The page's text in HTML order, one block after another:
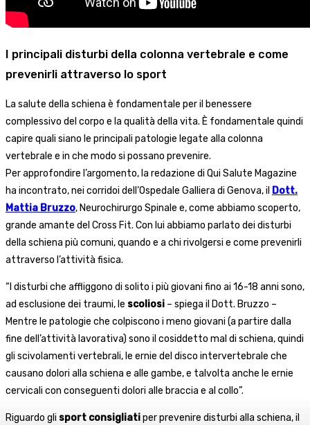
I principali disturbi della colonna vertebrale e come
prevenirli attraverso lo sport
La salute della schiena è fondamentale per il benessere
complessivo del corpo e la qualità della vita. È fondamentale quindi
capire quali siano le principali patologie legate alla colonna
vertebrale e in che modo si possano prevenire.
Per approfondire l’argomento, la redazione di Qui Salute Magazine
ha incontrato, nei corridoi dell’Ospedale Galliera di Genova, il Dott.
Mattia Bruzzo, Neurochirurgo Spinale e, come abbiamo scoperto,
grande amante del Cross Fit. Con lui abbiamo parlato dei disturbi
della schiena più comuni, quando e a chi rivolgersi e come prevenirli
attraverso l’attività fisica.
“I disturbi che affliggono di solito i più giovani fino ai 16-18 anni sono,
ad esclusione dei traumi, le scoliosi – spiega il Dott. Bruzzo –
Mentre le patologie che colpiscono i meno giovani (a partire dalla
fine dell’attività lavorativa) sono il cosiddetto mal di schiena, quindi
gli scivolamenti vertebrali, le ernie del disco intervertebrale che
causano dolori alla schiena e alle gambe, e talvolta anche le ernie
cervicali con conseguenti dolori alle braccia e al collo”.
Riguardo gli sport consigliatiper prevenire disturbi alla schiena, il